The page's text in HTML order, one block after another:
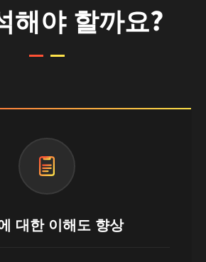
해야 할까요?
대한 이해도 향상